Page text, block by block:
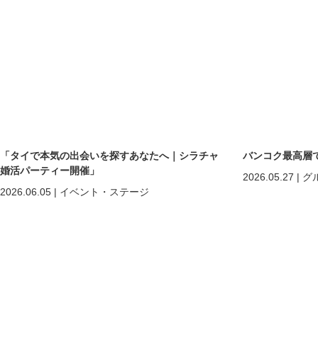
「タイで本気の出会いを探すあなたへ｜シラチャ
婚活パーティー開催」
2026.06.05 | イベント・ステージ
バンコク最高層
2026.05.27 | グ